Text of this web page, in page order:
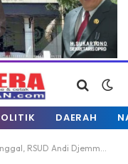
DAERAH
Masamba Dilaporkan ke Polisi